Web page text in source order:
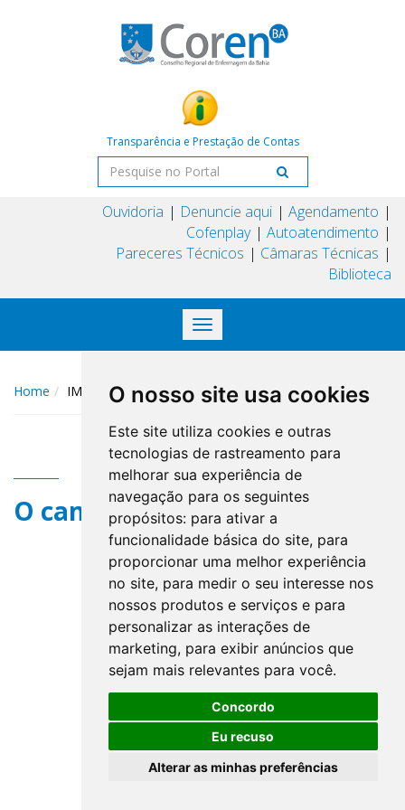
O nosso site usa cookies
Este site utiliza cookies e outras
tecnologias de rastreamento para
melhorar sua experiência de
navegação para os seguintes
propósitos: para ativar a
funcionalidade básica do site, para
proporcionar uma melhor experiência
no site, para medir o seu interesse nos
nossos produtos e serviços e para
personalizar as interações de
marketing, para exibir anúncios que
sejam mais relevantes para você.
Concordo
Eu recuso
Alterar as minhas preferências
Transparência e Prestação de Contas
Ouvidoria Denuncie aqui
Agendamento
Cofenplay
Autoatendimento
Pareceres Técnicos
Câmaras Técnicas
Biblioteca
Toggle
navigation
Home IMG_7687
O campo title não existe.